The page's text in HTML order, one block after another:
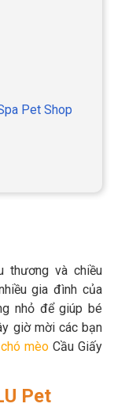
chó mèo
giống chó
tin về chó
Pet Shop
thương và chiều
gia đình của
nhỏ để giúp bé
giờ mời các bạn
mèo Cầu Giấy
Pet